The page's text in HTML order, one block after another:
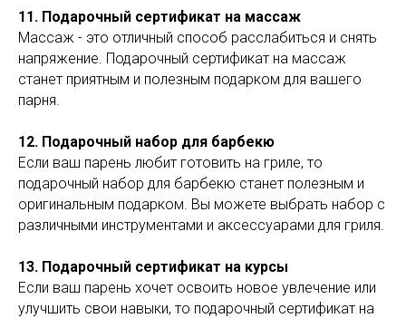
11. Подарочный сертификат на массаж
Массаж - это отличный способ расслабиться и снять
напряжение. Подарочный сертификат на массаж
станет приятным и полезным подарком для вашего
парня.
12. Подарочный набор для барбекю
Если ваш парень любит готовить на гриле, то
подарочный набор для барбекю станет полезным и
оригинальным подарком. Вы можете выбрать набор с
различными инструментами и аксессуарами для гриля.
13. Подарочный сертификат на курсы
Если ваш парень хочет освоить новое увлечение или
улучшить свои навыки, то подарочный сертификат на